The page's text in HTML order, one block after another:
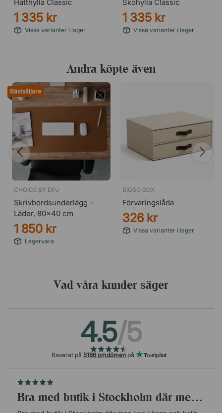
Hatthylla Classic
1 335 kr
Vissa varianter i lager
Skohylla Classic
1 335 kr
Vissa varianter i lager
Andra köpte även
Bästsäljare
CHOICE BY DPJ
Skrivbordsunderlägg -
Läder, 80x40 cm
1 850 kr
Lagervara
BIGSO BOX
Förvaringslåda
326 kr
Vissa varianter i lager
Vad våra kunder säger
4.5/5
Baserat på 5186 omdömen på
Bra med butik i Stockholm där men kan…